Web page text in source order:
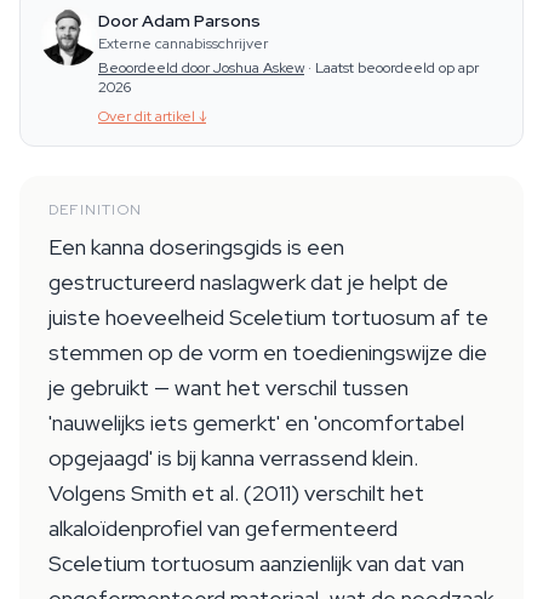
Door Adam Parsons
Externe cannabisschrijver
Beoordeeld door Joshua Askew · Laatst beoordeeld op apr
2026
Over dit artikel ↓
DEFINITION
Een kanna doseringsgids is een
gestructureerd naslagwerk dat je helpt de
juiste hoeveelheid Sceletium tortuosum af te
stemmen op de vorm en toedieningswijze die
je gebruikt — want het verschil tussen
'nauwelijks iets gemerkt' en 'oncomfortabel
opgejaagd' is bij kanna verrassend klein.
Volgens Smith et al. (2011) verschilt het
alkaloïdenprofiel van gefermenteerd
Sceletium tortuosum aanzienlijk van dat van